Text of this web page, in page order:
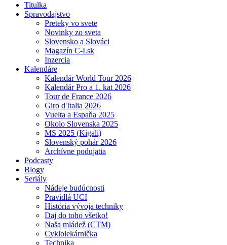
Titulka
Spravodajstvo
Preteky vo svete
Novinky zo sveta
Slovensko a Slováci
Magazín C-I.sk
Inzercia
Kalendáre
Kalendár World Tour 2026
Kalendár Pro a 1. kat 2026
Tour de France 2026
Giro d'Italia 2026
Vuelta a Espaňa 2025
Okolo Slovenska 2025
MS 2025 (Kigali)
Slovenský pohár 2026
Archívne podujatia
Podcasty
Blogy
Seriály
Nádeje budúcnosti
Pravidlá UCI
História vývoja techniky
Daj do toho všetko!
Naša mládež (CTM)
Cyklolekárnička
Technika